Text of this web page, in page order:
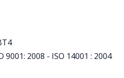
9001: 2008 - ISO 14001 : 2004